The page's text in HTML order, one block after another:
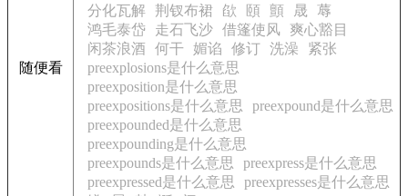
随便看
分化瓦解
荆钗布裙 欿 頤 顫 晟
蓐
鸿毛泰岱
走石飞沙 借篷使风
爽心豁目
闲茶浪酒
何干 媚谄 修订 洗澡
紧张
preexplosions是什么意思
preexposition是什么意思
preexpositions是什么意思
preexpound是什么意思
preexpounded是什么意思
preexpounding是什么意思
preexpounds是什么意思
preexpress是什么意思
preexpressed是什么意思
preexpresses是什么意思